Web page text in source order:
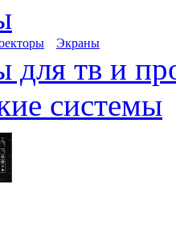
Экраны
для тв и
системы